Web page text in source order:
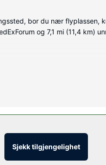
bor du nær flyplassen,
og 7,1 mi (11,4 km)
er sikret med en 32-
i nærheten med
i snackbaren/
Sjekk tilgjengelighet